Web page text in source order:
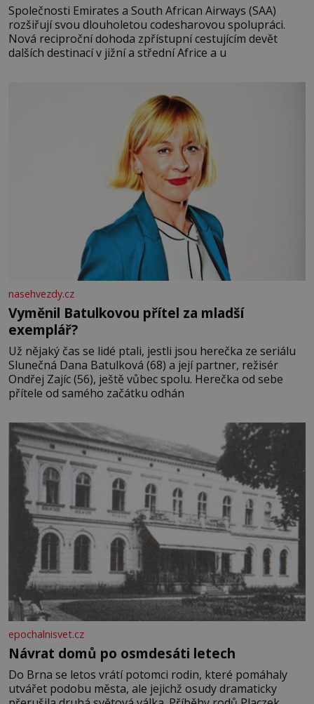
Společnosti Emirates a South African Airways (SAA)
rozšiřují svou dlouholetou codesharovou spolupráci.
Nová reciproční dohoda zpřístupní cestujícím devět
dalších destinací v jižní a střední Africe a u
nasehvezdy.cz
Vyměnil Batulkovou přítel za mladší
exemplář?
Už nějaký čas se lidé ptali, jestli jsou herečka ze seriálu
Slunečná Dana Batulková (68) a její partner, režisér
Ondřej Zajíc (56), ještě vůbec spolu. Herečka od sebe
přítele od samého začátku odhán
epochalnisvet.cz
Návrat domů po osmdesáti letech
Do Brna se letos vrátí potomci rodin, které pomáhaly
utvářet podobu města, ale jejichž osudy dramaticky